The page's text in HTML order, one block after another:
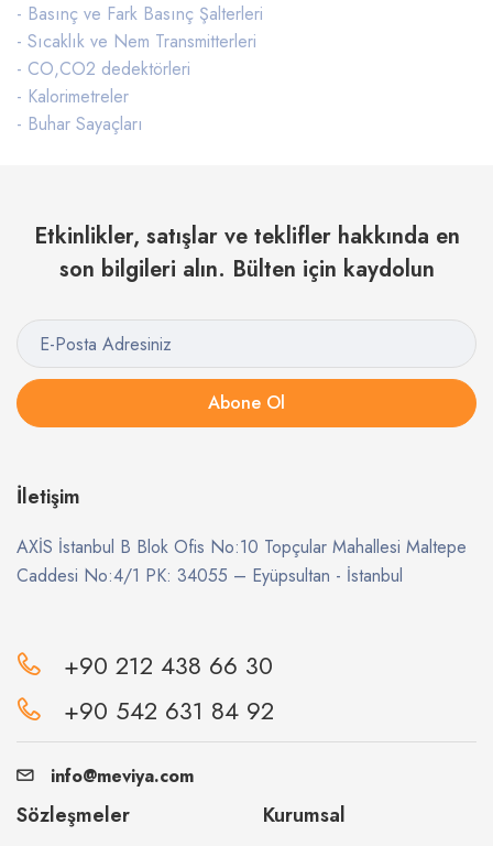
- Basınç ve Fark Basınç Şalterleri
- Sıcaklık ve Nem Transmitterleri
- CO,CO2 dedektörleri
- Kalorimetreler
- Buhar Sayaçları
Etkinlikler, satışlar ve teklifler hakkında en
son bilgileri alın. Bülten için kaydolun
Abone Ol
İletişim
AXİS İstanbul B Blok Ofis No:10 Topçular Mahallesi Maltepe
Caddesi No:4/1 PK: 34055 – Eyüpsultan - İstanbul
+90 212 438 66 30
+90 542 631 84 92
info@meviya.com
Sözleşmeler Kurumsal